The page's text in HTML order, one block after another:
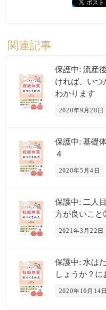
関連記事
保護中: 流産
ければ、いつ
わかります
2020年9月28日
保護中: 基礎
４
2020年5月4日
保護中: 二人
方が良いこ
2021年3月22日
保護中: 水は
しょうか？に
2020年10月14日